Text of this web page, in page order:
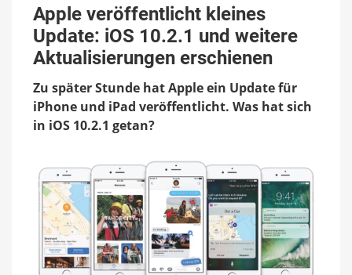
veröffentlicht
kleines
Update:
iOS
10.2.1
und
weitere
Aktualisierungen
erschienen
Apple veröffentlicht kleines
Update: iOS 10.2.1 und weitere
Aktualisierungen erschienen
Zu später Stunde hat Apple ein Update für
iPhone und iPad veröffentlicht. Was hat sich
in iOS 10.2.1 getan?